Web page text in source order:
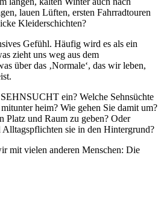
lauen Lüften, ersten Fahrradtouren
Kleiderschichten?
Gefühl. Häufig wird es als ein
zieht uns weg aus dem
über das ‚Normale‘, das wir leben,
ein? Welche Sehnsüchte
heim? Wie gehen Sie damit um?
Platz und Raum zu geben? Oder
sie in den Hintergrund?
mit vielen anderen Menschen: Die